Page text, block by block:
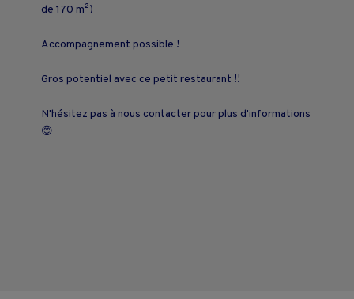
de 170 m²)
Accompagnement possible !
Gros potentiel avec ce petit restaurant !!
N'hésitez pas à nous contacter pour plus d'informations
😊